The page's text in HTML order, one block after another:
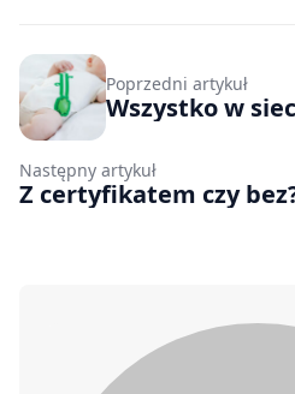
Poprzedni artykuł
Wszystko w
Następny artykuł
Z certyfikatem czy